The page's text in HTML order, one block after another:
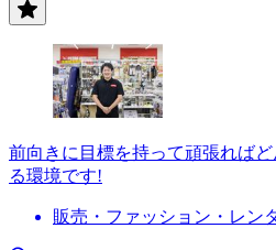
前向きに目標を持って頑張れば
る環境です!
販売・ファッション・レン